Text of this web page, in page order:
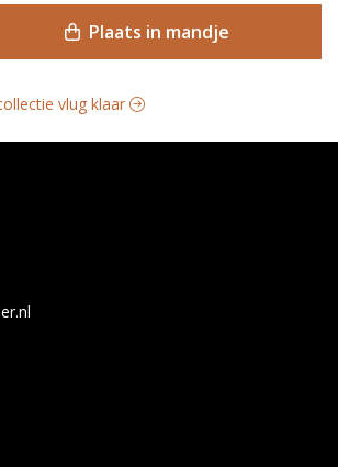
Plaats in mandje
vlug klaar